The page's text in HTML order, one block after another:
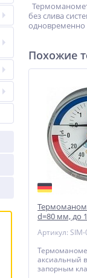
без слива
одновременно
Похожие
d=80 мм, до
аксиальный
запорным